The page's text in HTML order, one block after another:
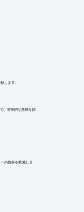
します。
、突発的な故障を防
の負担を軽減しま